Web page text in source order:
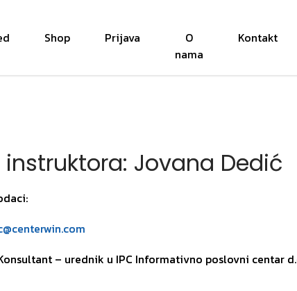
Shop Prijava
O
nama
Kontakt
instruktora: Jovana Dedić
– urednik u IPC Informativno poslovni centar